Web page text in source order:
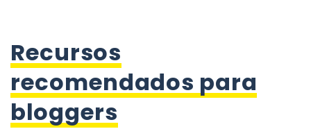
Recursos
recomendados para
bloggers